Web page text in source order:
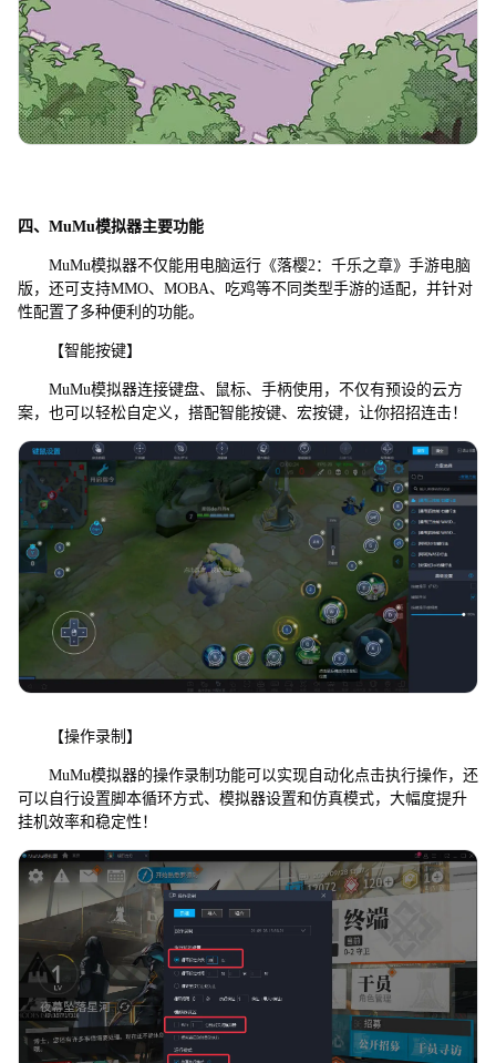
四、MuMu模拟器主要功能
MuMu模拟器不仅能用电脑运行《落樱2：千乐之章》手游电脑
版，还可支持MMO、MOBA、吃鸡等不同类型手游的适配，并针对
性配置了多种便利的功能。
【智能按键】
MuMu模拟器连接键盘、鼠标、手柄使用，不仅有预设的云方
案，也可以轻松自定义，搭配智能按键、宏按键，让你招招连击！
【操作录制】
MuMu模拟器的操作录制功能可以实现自动化点击执行操作，还
可以自行设置脚本循环方式、模拟器设置和仿真模式，大幅度提升
挂机效率和稳定性！